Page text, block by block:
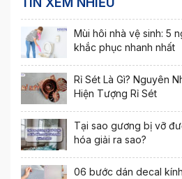
Mùi hôi nhà vệ sinh: 5
khắc phục nhanh nhất
Rỉ Sét Là Gì? Nguyên
Hiện Tượng Rỉ Sét
Tại sao gương bị vỡ
hóa giải ra sao?
06 bước dán decal